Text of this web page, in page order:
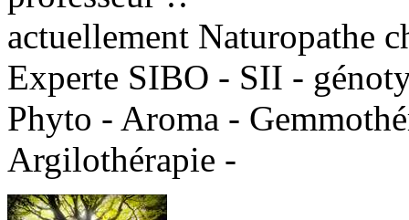
actuellement Naturopathe
Experte SIBO - SII -
Phyto - Aroma -
Argilothérapie -